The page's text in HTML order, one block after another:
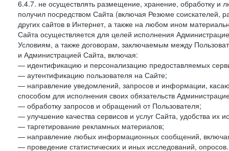
6.4.7. не осуществлять размещение, хранение, обработку и
получил посредством Сайта (включая Резюме
других сайтов в Интернет, а также на любом ином
Сайта осуществляется для целей исполнения
Условиям, а также договорам, заключаемым между
и Администрацией Сайта, включая:
— идентификацию и персонализацию предоставляемых
— аутентификацию пользователя на Сайте;
— направление уведомлений, запросов и информации,
способом для исполнения своих обязательств
— обработку запросов и обращений от Пользователя;
— улучшение качества сервисов и услуг Сайта, удобства их
— таргетирование рекламных материалов;
— направление любых информационных сообщений,
— проведение статистических и иных исследований, опросов.